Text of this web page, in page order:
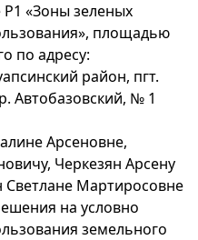
«Зоны зеленых
площадью
по адресу:
район, пгт.
Автобазовский, № 1
Арсеновне,
Черкезян Арсену
Светлане Мартиросовне
на условно
земельного